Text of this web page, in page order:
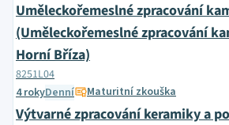
Uměleckořemeslné zpracování
(Uměleckořemeslné zpracování
Horní Bříza)
8251L04
4 rokyDenní Maturitní zkouška
Výtvarné zpracování keramiky a